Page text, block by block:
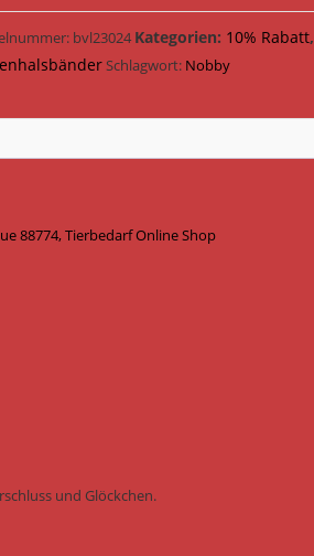
bvl23024Kategorien: 10% Rabatt,
Schlagwort: Nobby
88774, Tierbedarf Online Shop
und Glöckchen.